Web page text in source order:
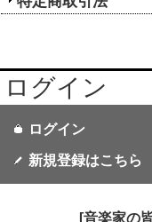
ログイン
ログイン
新規登録はこちら
[音楽家の